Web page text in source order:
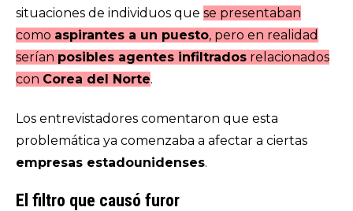
situaciones de individuos que se presentaban
como aspirantes a un puesto, pero en realidad
serían posibles agentes infiltrados relacionados
con Corea del Norte.
Los entrevistadores comentaron que esta
problemática ya comenzaba a afectar a ciertas
empresas estadounidenses.
El filtro que causó furor